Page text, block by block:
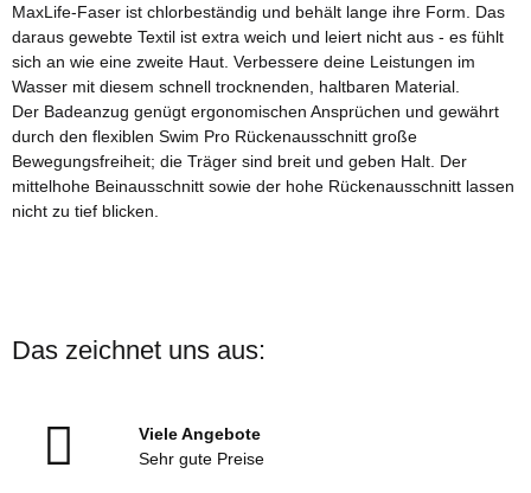
MaxLife-Faser ist chlorbeständig und behält lange ihre Form. Das
daraus gewebte Textil ist extra weich und leiert nicht aus - es fühlt
sich an wie eine zweite Haut. Verbessere deine Leistungen im
Wasser mit diesem schnell trocknenden, haltbaren Material.
Der Badeanzug genügt ergonomischen Ansprüchen und gewährt
durch den flexiblen Swim Pro Rückenausschnitt große
Bewegungsfreiheit; die Träger sind breit und geben Halt. Der
mittelhohe Beinausschnitt sowie der hohe Rückenausschnitt lassen
nicht zu tief blicken.
Das zeichnet uns aus:
Viele Angebote
Sehr gute Preise